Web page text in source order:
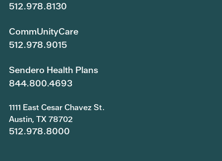
512.978.8130
CommUnityCare
512.978.9015
Sendero Health Plans
844.800.4693
1111 East Cesar Chavez St.
Austin, TX 78702
512.978.8000